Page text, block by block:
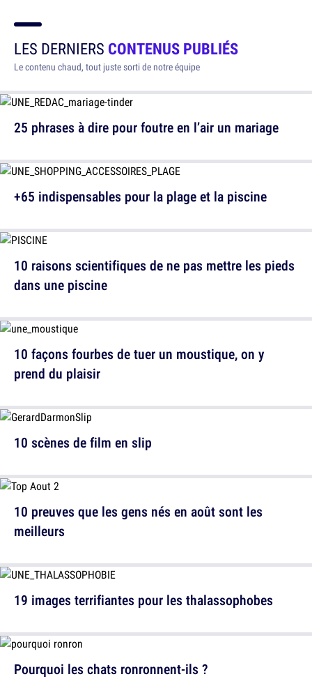
LES DERNIERS CONTENUS PUBLIÉS
Le contenu chaud, tout juste sorti de notre équipe
25 phrases à dire pour foutre en l’air un mariage
10 raisons scientifiques de ne pas mettre les pieds
dans une piscine
10 scènes de film en slip
19 images terrifiantes pour les thalassophobes
+65 indispensables pour la plage et la piscine
10 façons fourbes de tuer un moustique, on y
prend du plaisir
10 preuves que les gens nés en août sont les
meilleurs
Pourquoi les chats ronronnent-ils ?